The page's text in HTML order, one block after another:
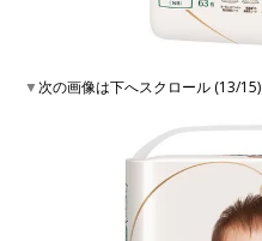
▼次の画像は下へスクロール (13/15)